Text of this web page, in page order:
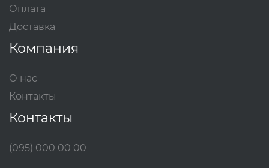
Оплата
Доставка
Компания
О нас
Контакты
Контакты
(095) 000 00 00